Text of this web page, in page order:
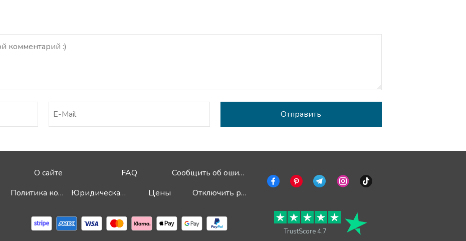
О сайте FAQ
Сообщить об ошибке
Политика конфиденциальности
Юридическая информация Цены Отключить рекламу
TrustScore 4.7